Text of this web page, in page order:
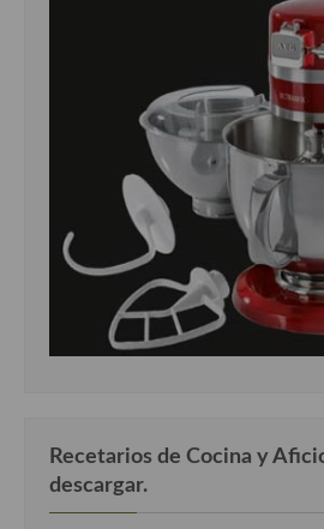
Recetarios de Cocina y
descargar.